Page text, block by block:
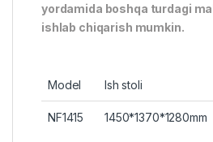
yordamida boshqa turdagi
ishlab chiqarish mumkin.
Model Ish stoli
NF1415 1450*1370*1280mm